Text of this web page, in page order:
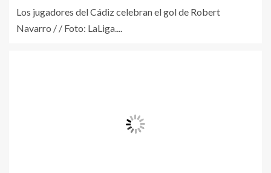
Los jugadores del Cádiz celebran el gol de Robert
Navarro / / Foto: LaLiga....